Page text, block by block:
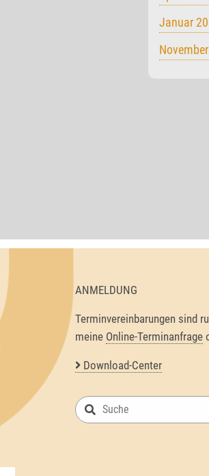
Januar
ANMELDUNG
Terminvereinbarungen sind
meine Online-Terminanfrage
Download-Center